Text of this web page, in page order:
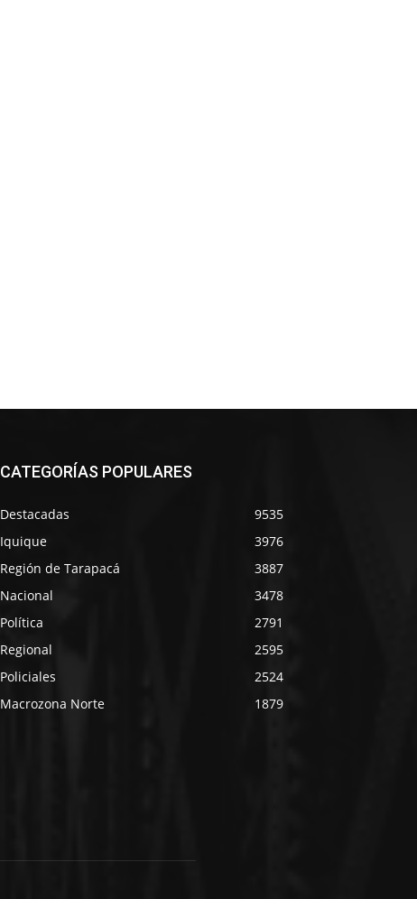
CATEGORÍAS POPULARES
Destacadas
9535
Iquique
3976
Región de Tarapacá
3887
Nacional
3478
Política
2791
Regional
2595
Policiales
2524
Macrozona Norte
1879